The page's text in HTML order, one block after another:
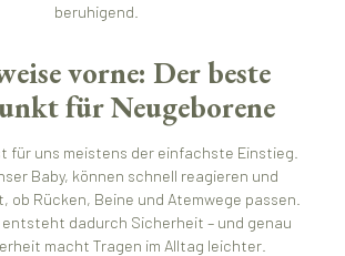
beruhigend.
vorne: Der beste
für Neugeborene
für uns meistens der einfachste Einstieg.
Baby, können schnell reagieren und
ob Rücken, Beine und Atemwege passen.
entsteht dadurch Sicherheit – und genau
macht Tragen im Alltag leichter.